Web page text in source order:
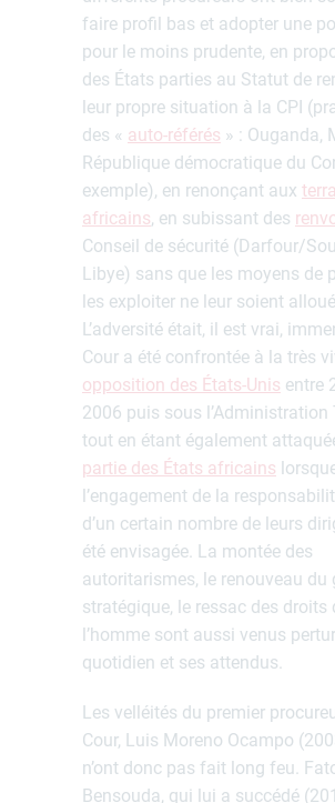
faire profil bas et adopter une
pour le moins prudente, en
des États parties au Statut de
leur propre situation à la CPI
des « auto-référés » : Ouganda,
République démocratique du
exemple), en renonçant aux
africains, en subissant des
Conseil de sécurité (Darfour/
Libye) sans que les moyens de
les exploiter ne leur soient
L’adversité était, il est vrai,
Cour a été confrontée à la très
opposition des États-Unis entre
2006 puis sous l’Administration
tout en étant également
partie des États africains
l’engagement de la
d’un certain nombre de leurs
été envisagée. La montée des
autoritarismes, le renouveau du
stratégique, le ressac des droits
l’homme sont aussi venus
quotidien et ses attendus.
Les velléités du premier
Cour, Luis Moreno Ocampo
n’ont donc pas fait long feu.
Bensouda, qui lui a succédé